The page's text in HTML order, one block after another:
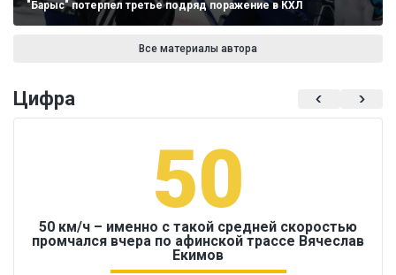
"Барыс" потерпел третье подряд поражение в КХЛ
Все материалы автора
Цифра
50
50 км/ч – именно с такой средней скоростью
промчался вчера по афинской трассе Вячеслав
Екимов